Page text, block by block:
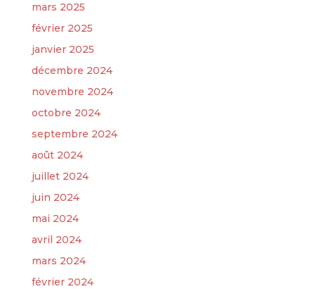
mars 2025
février 2025
janvier 2025
décembre 2024
novembre 2024
octobre 2024
septembre 2024
août 2024
juillet 2024
juin 2024
mai 2024
avril 2024
mars 2024
février 2024